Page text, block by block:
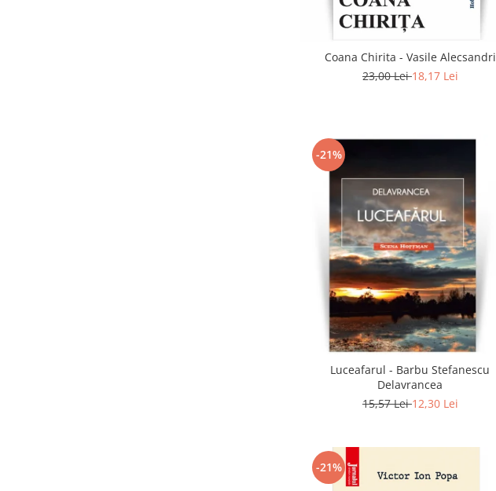
Coana Chirita - Vasile Alecsandri
23,00 Lei18,17 Lei
-21%
Luceafarul - Barbu Stefanescu
Delavrancea
15,57 Lei12,30 Lei
-21%